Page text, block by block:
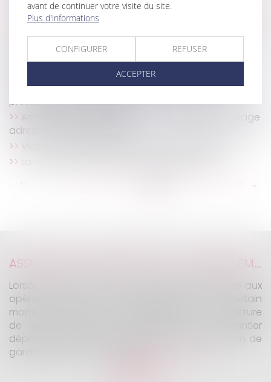
réparant un préjudice : nouvel exemple jurisprudentiel
et délais de forclusion
Lanceurs d'alerte : les entreprises d'au moins 50
salariés doivent actualiser leur procédure interne
Autonomie du régime matrimonial et de la
prestation compensatoire
Astreinte ou permanence ? Un important message
adressé aux juges du fond
Vice du consentement pour insanité d’esprit
La rénovation énergétique des bâtiments
...
ASSURANCE CONSTRUCTION : LE DÉPASSEMENT DU MONTANT MAXIMAL GARANTI PEUT EXCLURE TOUTE COUVERTURE
Lorsqu'un contrat d'assurance limite sa garantie aux
opérations dont le coût n'excède pas un certain
montant, l'assuré ne peut prétendre à la couverture
de son assureur s'il intervient sur un chantier
dépassant ce seuil sans avoir obtenu l'extension de
garantie prévue au contrat...
avant de continuer votre visite du site.
Plus d'informations
CONFIGURER REFUSER
ACCEPTER